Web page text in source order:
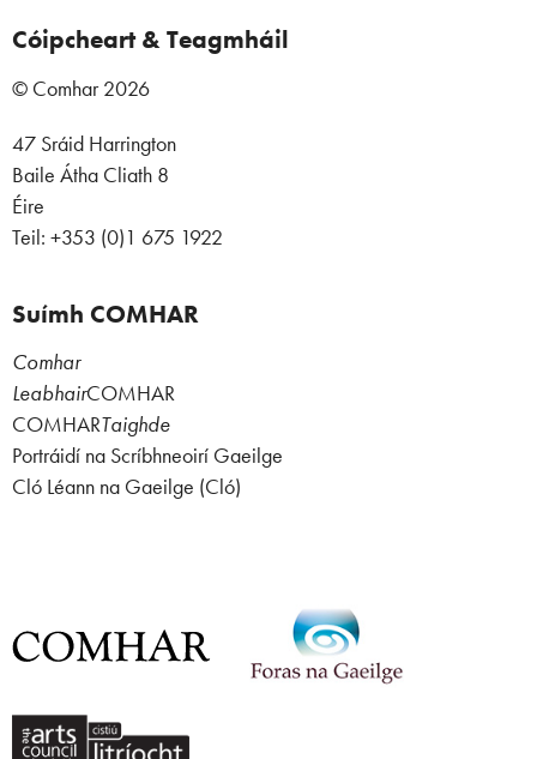
Cóipcheart & Teagmháil
© Comhar 2026
47 Sráid Harrington
Baile Átha Cliath 8
Éire
Teil: +353 (0)1 675 1922
Suímh COMHAR
Comhar
LeabhairCOMHAR
COMHARTaighde
Portráidí na Scríbhneoirí Gaeilge
Cló Léann na Gaeilge (Cló)